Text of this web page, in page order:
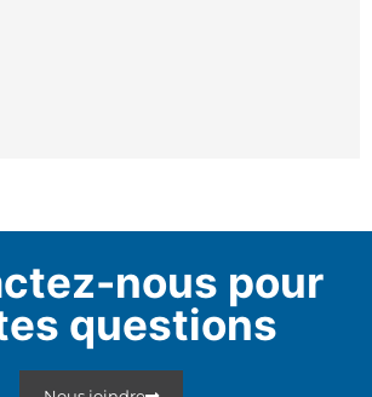
nous pour
questions